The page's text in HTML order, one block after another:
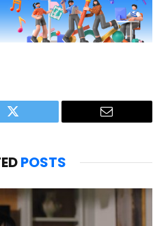
Twitter Email
POSTS